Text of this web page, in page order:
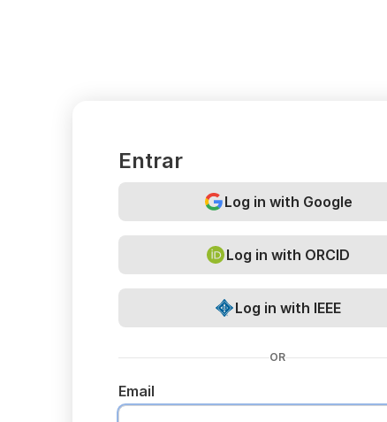
Entrar
Log in with Google
Log in with ORCID
Log in with IEEE
OR
Email